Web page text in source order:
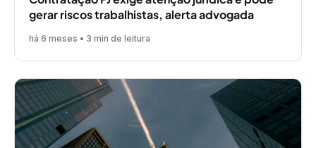
gerar riscos trabalhistas, alerta advogada
há 6 meses • 3 min de leitura